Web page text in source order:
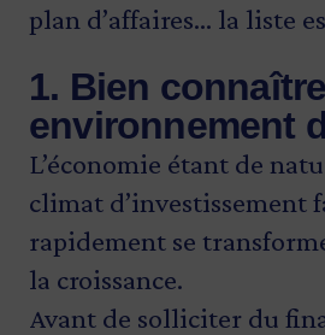
plan d’affaires… la liste
1. Bien
environnement
L’économie étant de
climat d’investissement
rapidement se
la croissance.
Avant de solliciter du